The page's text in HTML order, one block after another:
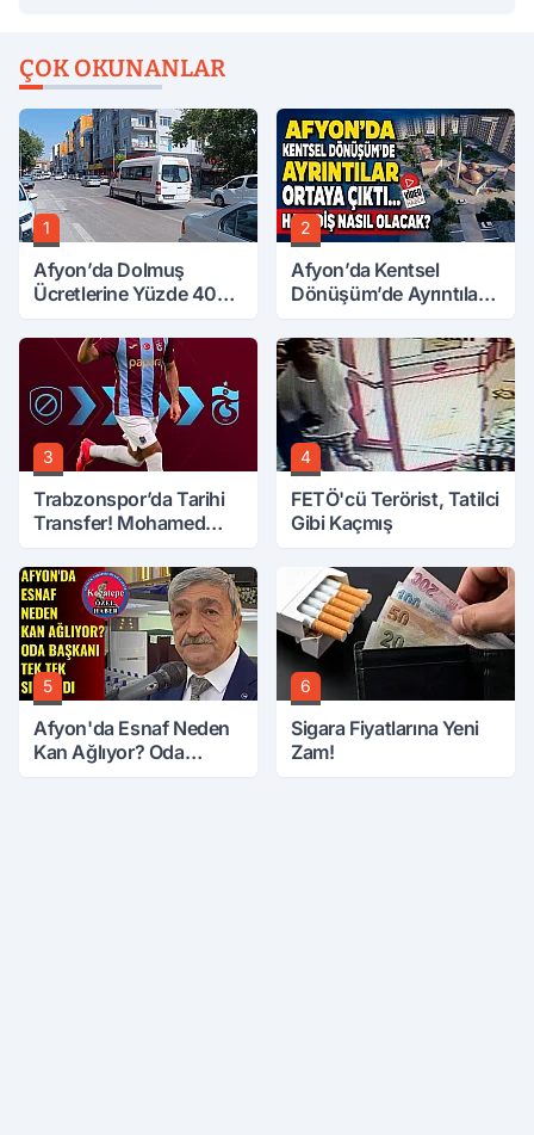
ÇOK OKUNANLAR
1
Afyon’da Dolmuş
Ücretlerine Yüzde 40
2
Afyon’da Kentsel
Dönüşüm’de Ayrıntılar
Nasıl Olacak?
3
Trabzonspor’da Tarihi
Transfer! Mohamed
4
FETÖ'cü Terörist, Tatilci
Gibi Kaçmış
5
Afyon'da Esnaf Neden
Kan Ağlıyor? Oda
6
Sigara Fiyatlarına Yeni
Zam!